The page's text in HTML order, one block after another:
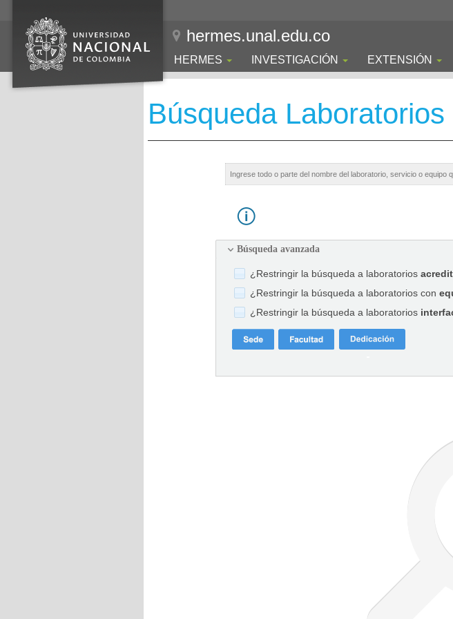
hermes.unal.edu.co
HERMES INVESTIGACIÓN EXTENSIÓN
Búsqueda Laboratorios
Búsqueda avanzada
¿Restringir la búsqueda a laboratorios
¿Restringir la búsqueda a laboratorios con
¿Restringir la búsqueda a laboratorios